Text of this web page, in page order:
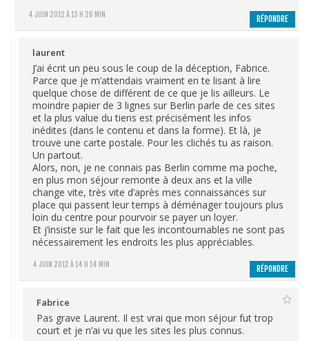
4 JUIN 2012 À 13 H 26 MIN RÉPONDRE
laurent
4 JUIN 2012 À 14 H 14 MIN
J’ai écrit un peu sous le coup de la déception, Fabrice.
Parce que je m’attendais vraiment en te lisant à lire
quelque chose de différent de ce que je lis ailleurs. Le
moindre papier de 3 lignes sur Berlin parle de ces sites
et la plus value du tiens est précisément les infos
inédites (dans le contenu et dans la forme). Et là, je
trouve une carte postale. Pour les clichés tu as raison.
Un partout.
Alors, non, je ne connais pas Berlin comme ma poche,
en plus mon séjour remonte à deux ans et la ville
change vite, très vite d’après mes connaissances sur
place qui passent leur temps à déménager toujours plus
loin du centre pour pourvoir se payer un loyer.
Et j’insiste sur le fait que les incontournables ne sont pas
nécessairement les endroits les plus appréciables.
RÉPONDRE
Fabrice
Pas grave Laurent. Il est vrai que mon séjour fut trop
court et je n’ai vu que les sites les plus connus.